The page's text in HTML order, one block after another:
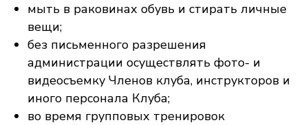
мыть в раковинах обувь и стирать личные
вещи;
без письменного разрешения
администрации осуществлять фото- и
видеосъемку Членов клуба, инструкторов и
иного персонала Клуба;
во время групповых тренировок